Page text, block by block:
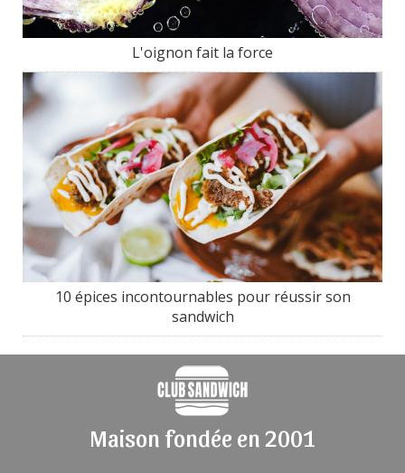
L'oignon fait la force
10 épices incontournables pour réussir son
sandwich
Maison fondée en 2001